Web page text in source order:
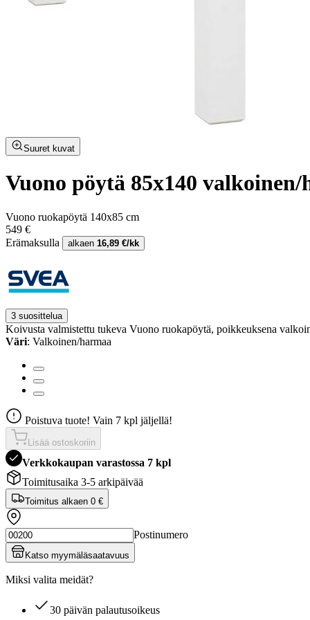
Suuret kuvat
Vuono pöytä 85x140 valkoinen/
Vuono ruokapöytä 140x85 cm
549 €
Erämaksulla
alkaen 16,89 €/kk
3 suosittelua
Koivusta valmistettu tukeva Vuono ruokapöytä, poikkeuksena
Väri: Valkoinen/harmaa
Poistuva tuote! Vain 7 kpl jäljellä!
Lisää ostoskoriin
Verkkokaupan varastossa 7 kpl
Toimitusaika 3-5 arkipäivää
Toimitus alkaen 0 €
Postinumero
Katso myymäläsaatavuus
Miksi valita meidät?
30 päivän palautusoikeus